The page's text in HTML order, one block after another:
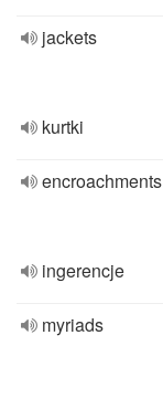
jackets
kurtki
encroachments
ingerencje
myriads